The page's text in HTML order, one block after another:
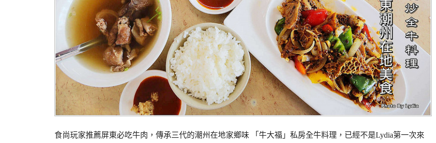
食尚玩家推薦屏東必吃牛肉，傳承三代的潮州在地家鄉味 「牛大福」私房全牛料理，已經不是Lydia第一次來